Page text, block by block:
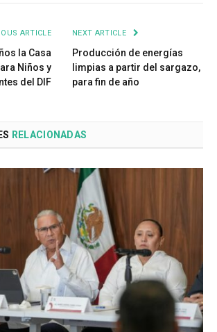
ARTICLE
la Casa
Niños y
del DIF
NEXT ARTICLE
Producción de energías
limpias a partir del sargazo,
para fin de año
RELACIONADAS